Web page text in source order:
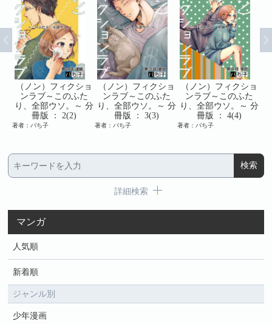
（ノン）フィクショ
ンラブ～このふた
り、全部ウソ。～ 分
冊版 ： 2(2)
著者：パち子
（ノン）フィクショ
ンラブ～このふた
り、全部ウソ。～ 分
冊版 ： 3(3)
著者：パち子
（ノン）フィクショ
ンラブ～このふた
り、全部ウソ。～ 分
冊版 ： 4(4)
著者：パち子
詳細検索
マンガ
人気順
新着順
ジャンル別
少年漫画